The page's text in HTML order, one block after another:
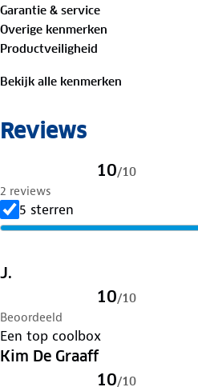
Garantie & service
Overige kenmerken
Productveiligheid
Bekijk alle kenmerken
Reviews
10/10
2 reviews
5 sterren
J.
10/10
Beoordeeld
Een top coolbox
Kim De Graaff
10/10